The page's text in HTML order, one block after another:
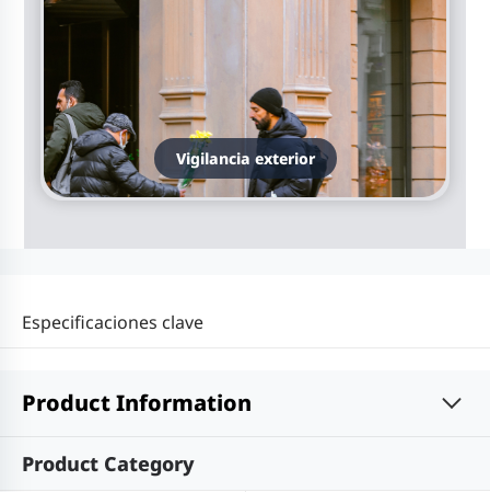
Vigilancia exterior
Especificaciones clave
Product Information
Product Category